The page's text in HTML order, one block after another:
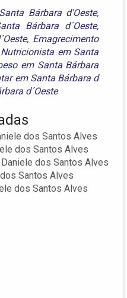
Bárbara d'Oeste,
Bárbara d´Oeste,
, Emagrecimento
Nutricionista em Santa
em Santa Bárbara
em Santa Bárbara d
d´Oeste
dos Santos Alves
dos Santos Alves
dos Santos Alves
Santos Alves
dos Santos Alves